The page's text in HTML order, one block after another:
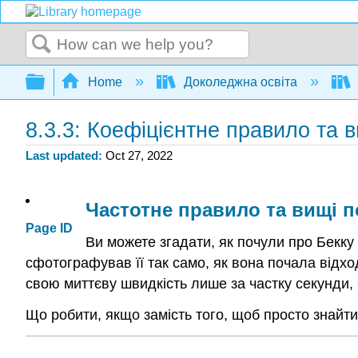
Search
Expand/collapse global hierarchy
Home Доколеджна освіта
8.3.3: Коефіцієнтне правило та
Last updated Oct 27, 2022
Page ID
Частотне правило та вищі
Ви можете згадати, як почули про Бекку
сфотографував її так само, як вона почала
свою миттєву швидкість лише за частку
Що робити, якщо замість того, щоб просто